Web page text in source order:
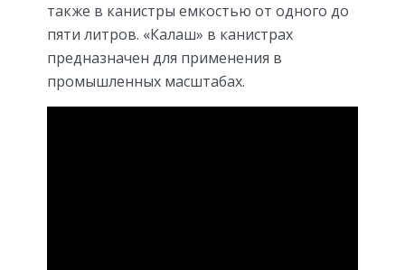
также в канистры емкостью от одного до
пяти литров. «Калаш» в канистрах
предназначен для применения в
промышленных масштабах.